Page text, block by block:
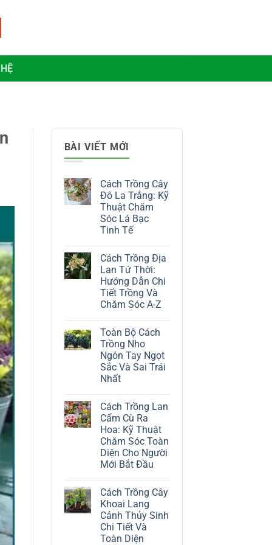
BÀI VIẾT MỚI
Cách Trồng Cây
Đô La Trắng: Kỹ
Thuật Chăm
Sóc Lá Bạc
Tinh Tế
bình
luận
ở
Cách
Trồng
Cây
Đô
Kỹ
Thuật
Chăm
Sóc
Lá
Bạc
Tinh
Cách Trồng Địa
Lan Tứ Thời:
Hướng Dẫn Chi
Tiết Trồng Và
Chăm Sóc A-Z
bình
luận
Cách
Trồng
Địa
Lan
Hướng
Dẫn
Chi
Tiết
Trồng
Và
Chăm
Sóc
A-
Toàn Bộ Cách
Trồng Nho
Ngón Tay Ngọt
Sắc Và Sai Trái
Nhất
bình
luận
ở
Toàn
Bộ
Cách
Trồng
Nho
Ngón
Sắc
Và
Sai
Trái
Nhất
Cách Trồng Lan
Cẩm Cù Ra
Hoa: Kỹ Thuật
Chăm Sóc Toàn
Diện Cho Người
Mới Bắt Đầu
bình
luận
ở
Cách
Trồng
Lan
Cẩm
Cách Trồng Cây
Khoai Lang
Cảnh Thủy Sinh
Chi Tiết Và
Toàn Diện